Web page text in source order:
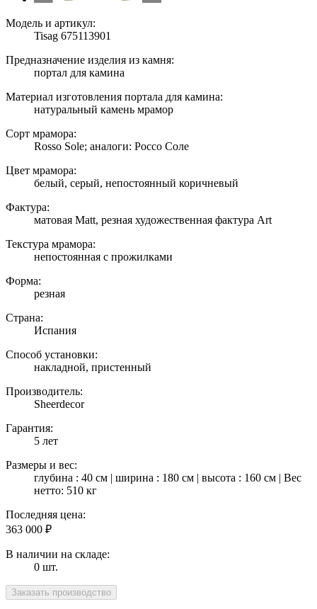
Модель и артикул:
Tisag 675113901
Предназначение изделия из камня:
портал для камина
Материал изготовления портала для камина:
натуральный камень мрамор
Сорт мрамора:
Rosso Sole; аналоги: Россо Соле
Цвет мрамора:
белый, серый, непостоянный коричневый
Фактура:
матовая Matt, резная художественная фактура Art
Текстура мрамора:
непостоянная с прожилками
Форма:
резная
Страна:
Испания
Способ установки:
накладной, пристенный
Производитель:
Sheerdecor
Гарантия:
5 лет
Размеры и вес:
глубина : 40 см | ширина : 180 см | высота : 160 см | Вес
нетто: 510 кг
Последняя цена:
363 000 ₽
В наличии на складе:
0 шт.